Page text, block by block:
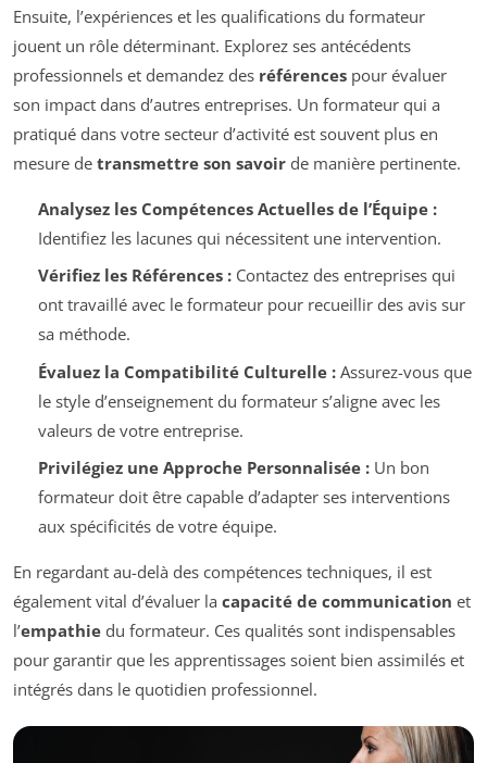
Ensuite, l’expériences et les qualifications du formateur
jouent un rôle déterminant. Explorez ses antécédents
professionnels et demandez des références pour évaluer
son impact dans d’autres entreprises. Un formateur qui a
pratiqué dans votre secteur d’activité est souvent plus en
mesure de transmettre son savoir de manière pertinente.
Analysez les Compétences Actuelles de l’Équipe :
Identifiez les lacunes qui nécessitent une intervention.
Vérifiez les Références :Contactez des entreprises qui
ont travaillé avec le formateur pour recueillir des avis sur
sa méthode.
Évaluez la Compatibilité Culturelle :Assurez-vous que
le style d’enseignement du formateur s’aligne avec les
valeurs de votre entreprise.
Privilégiez une Approche Personnalisée :Un bon
formateur doit être capable d’adapter ses interventions
aux spécificités de votre équipe.
En regardant au-delà des compétences techniques, il est
également vital d’évaluer la capacité de communication et
l’empathie du formateur. Ces qualités sont indispensables
pour garantir que les apprentissages soient bien assimilés et
intégrés dans le quotidien professionnel.